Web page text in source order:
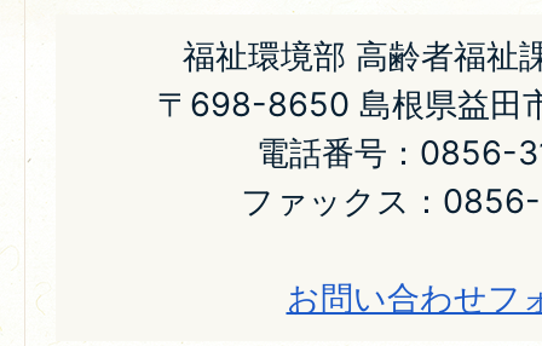
福祉環境部 高齢者福祉
〒698-8650 島根県益田
電話番号：0856-
ファックス：
お問い合わせフ